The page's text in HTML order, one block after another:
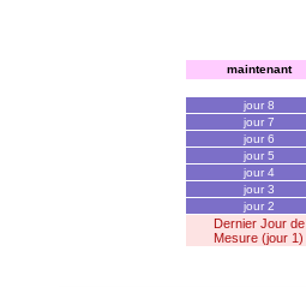
maintenant
jour 8
jour 7
jour 6
jour 5
jour 4
jour 3
jour 2
Dernier Jour de
Mesure (jour 1)